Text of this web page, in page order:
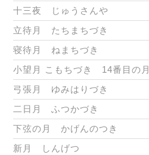
十三夜 じゅうさんや
立待月 たちまちづき
寝待月 ねまちづき
小望月 こもちづき 14番目の月
弓張月 ゆみはりづき
二日月 ふつかづき
下弦の月 かげんのつき
新月 しんげつ